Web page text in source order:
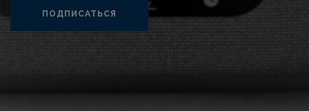
ПОДПИСАТЬСЯ